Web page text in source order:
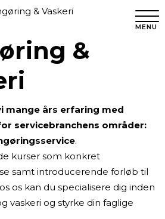
MENU
& Vaskeri
&
mange års erfaring med
servicebranchens områder:
.
kurser som konkret
samt introducerende forløb til
os kan du specialisere dig inden
vaskeri og styrke din faglige